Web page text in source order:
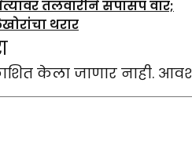
तलवारीने सपासप वार;
थरार
केला जाणार नाही.